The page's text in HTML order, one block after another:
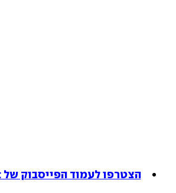
הצטרפו לעמוד הפייסבוק של ynet